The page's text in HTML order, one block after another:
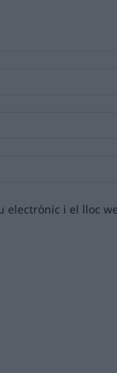
electrònic i el lloc